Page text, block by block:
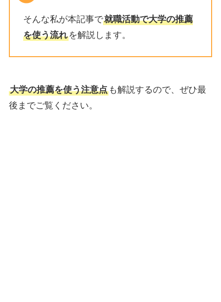
そんな私が本記事で就職活動で大学の推薦
を使う流れを解説します。
大学の推薦を使う注意点も解説するので、ぜひ最
後までご覧ください。